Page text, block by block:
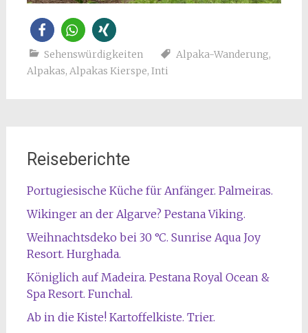
Sehenswürdigkeiten Alpaka-Wanderung,
Alpakas, Alpakas Kierspe, Inti
Reiseberichte
Portugiesische Küche für Anfänger. Palmeiras.
Wikinger an der Algarve? Pestana Viking.
Weihnachtsdeko bei 30 °C. Sunrise Aqua Joy
Resort. Hurghada.
Königlich auf Madeira. Pestana Royal Ocean &
Spa Resort. Funchal.
Ab in die Kiste! Kartoffelkiste. Trier.